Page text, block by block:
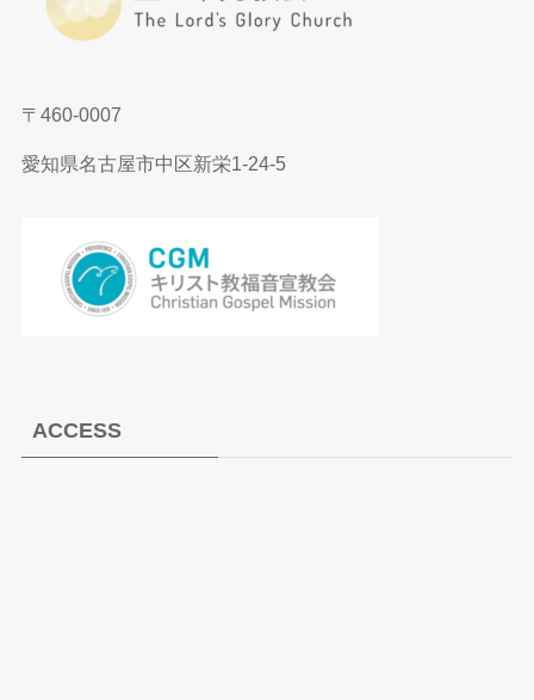
〒460-0007
愛知県名古屋市中区新栄1-24-5
ACCESS